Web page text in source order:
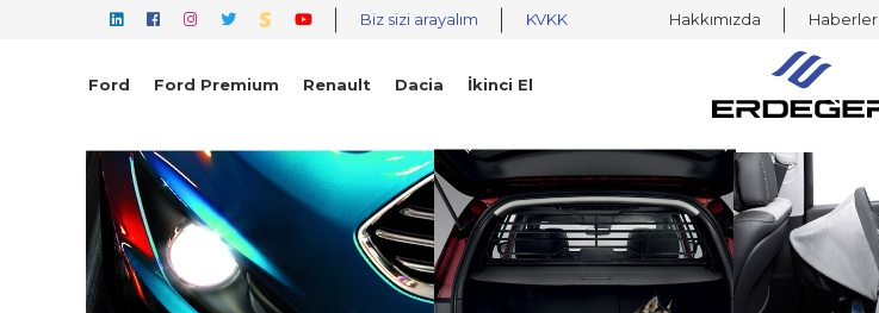
Biz sizi arayalım KVKK Hakkımızda Haberler
Ford Ford Premium Renault Dacia İkinci El